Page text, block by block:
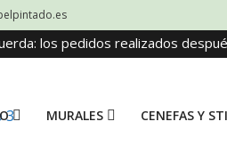
los pedidos realizados
MURALES CENEFAS Y